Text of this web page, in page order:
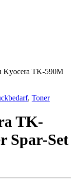
Kyocera TK-590M
, Toner
TK-
Spar-Set